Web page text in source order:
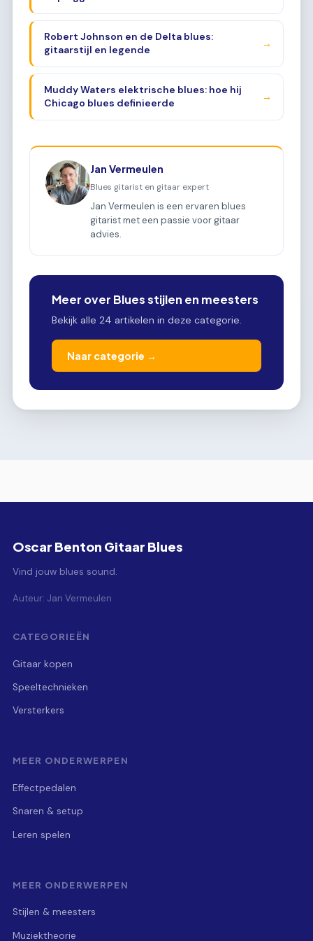
Robert Johnson en de Delta blues:
gitaarstijl en legende
→
Muddy Waters elektrische blues: hoe hij
Chicago blues definieerde
→
Jan Vermeulen
Blues gitarist en gitaar expert
Jan Vermeulen is een ervaren blues
gitarist met een passie voor gitaar
advies.
Meer over Blues stijlen en meesters
Bekijk alle 24 artikelen in deze categorie.
Naar categorie →
Oscar Benton Gitaar Blues
Vind jouw blues sound.
Auteur: Jan Vermeulen
CATEGORIEËN
Gitaar kopen
Speeltechnieken
Versterkers
MEER ONDERWERPEN
Effectpedalen
Snaren & setup
Leren spelen
MEER ONDERWERPEN
Stijlen & meesters
Muziektheorie